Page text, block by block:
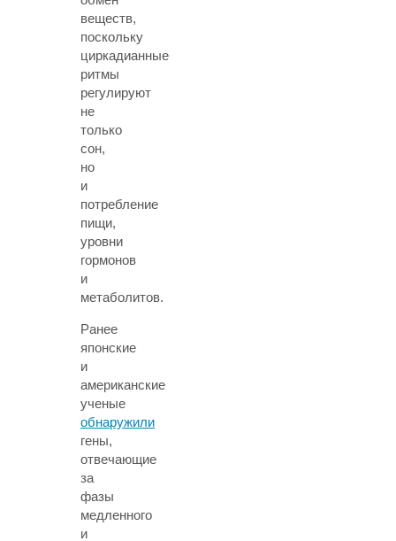
веществ,
поскольку
циркадианные
ритмы
регулируют
не
только
сон,
но
и
потребление
пищи,
уровни
гормонов
и
метаболитов.
Ранее
японские
и
американские
ученые
обнаружили
гены,
отвечающие
за
фазы
медленного
и